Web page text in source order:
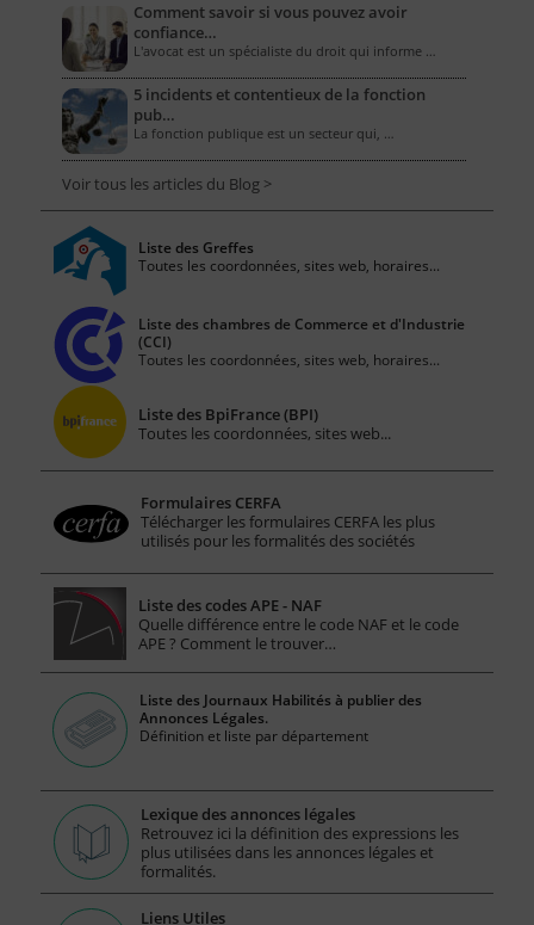
Comment savoir si vous pouvez avoir
confiance…
L'avocat est un spécialiste du droit qui informe …
5 incidents et contentieux de la fonction
pub…
La fonction publique est un secteur qui, …
Voir tous les articles du Blog >
Liste des Greffes
Toutes les coordonnées, sites web, horaires...
Liste des chambres de Commerce et d'Industrie
(CCI)
Toutes les coordonnées, sites web, horaires...
Liste des BpiFrance (BPI)
Toutes les coordonnées, sites web...
Formulaires CERFA
Télécharger les formulaires CERFA les plus
utilisés pour les formalités des sociétés
Liste des codes APE - NAF
Quelle différence entre le code NAF et le code
APE ? Comment le trouver…
Liste des Journaux Habilités à publier des
Annonces Légales.
Définition et liste par département
Lexique des annonces légales
Retrouvez ici la définition des expressions les
plus utilisées dans les annonces légales et
formalités.
Liens Utiles